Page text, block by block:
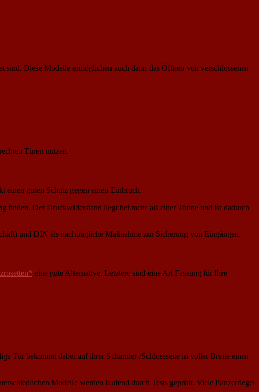
Diese Modelle ermöglichen auch dann das Öffnen von verschlossenen
Türen nutzen.
einen guten Schutz gegen einen Einbruch.
finden. Der Druckwiderstand liegt bei mehr als einer Tonne und ist dadurch
und DIN als nachträgliche Maßnahme zur Sicherung von Eingängen.
eine gute Alternative. Letztere sind eine Art Fassung für Ihre
Tür bekommt dabei auf ihrer Scharnier-/Schlossseite in voller Breite einen
Modelle werden laufend durch Tests geprüft. Viele Panzerriegel